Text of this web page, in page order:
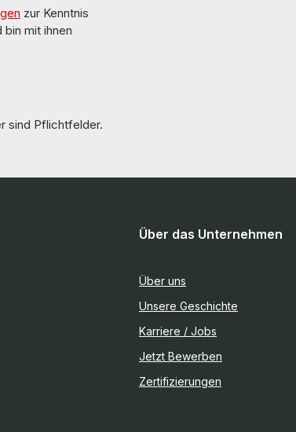
zur Kenntnis
bin mit ihnen
sind Pflichtfelder.
Über das Unternehmen
Über uns
Unsere Geschichte
Karriere / Jobs
Jetzt Bewerben
Zertifizierungen